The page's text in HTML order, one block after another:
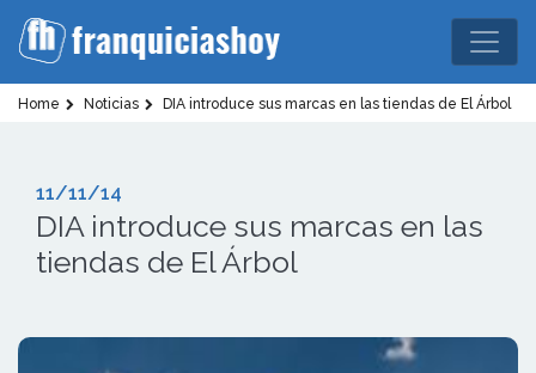
Home Noticias DIA introduce sus marcas en las tiendas de El Árbol
11/11/14
DIA introduce sus marcas en las
tiendas de El Árbol